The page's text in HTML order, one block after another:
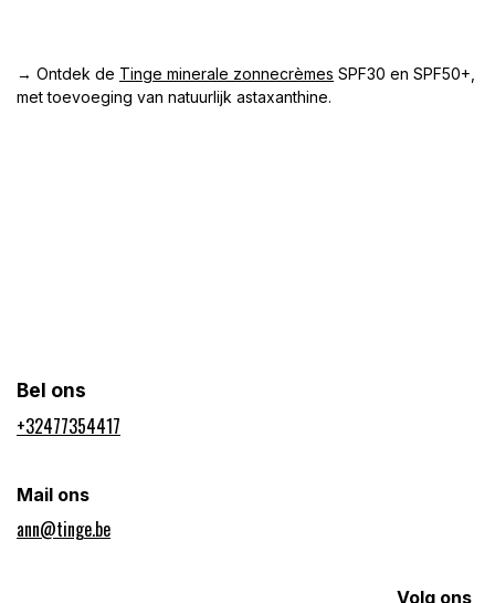
→ Ontdek de Tinge minerale zonnecrèmes SPF30 en SPF50+,
met toevoeging van natuurlijk astaxanthine.
Bel ons
+32477354417​
Mail ons
ann@tinge.be
Volg ons